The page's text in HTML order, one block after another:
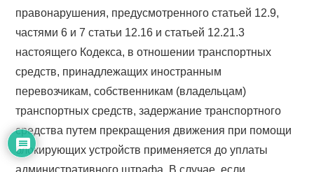
правонарушения, предусмотренного статьей 12.9,
частями 6 и 7 статьи 12.16 и статьей 12.21.3
настоящего Кодекса, в отношении транспортных
средств, принадлежащих иностранным
перевозчикам, собственникам (владельцам)
транспортных средств, задержание транспортного
средства путем прекращения движения при помощи
блокирующих устройств применяется до уплаты
административного штрафа. В случае, если